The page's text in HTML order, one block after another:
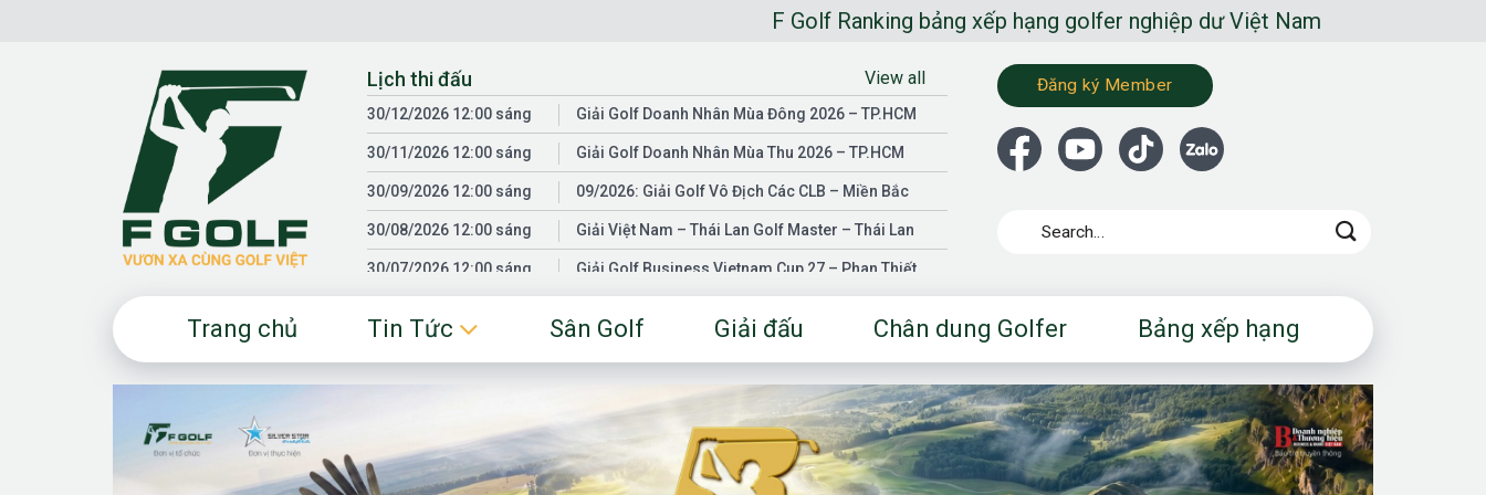
F Golf Ranking bảng xếp hạng golfer nghiệp dư Việt Nam
Lịch thi đấu View all
30/12/2026 12:00 sáng Giải Golf Doanh Nhân Mùa Đông 2026 – TP.HCM
30/11/2026 12:00 sáng Giải Golf Doanh Nhân Mùa Thu 2026 – TP.HCM
30/09/2026 12:00 sáng 09/2026: Giải Golf Vô Địch Các CLB – Miền Bắc
30/08/2026 12:00 sáng Giải Việt Nam – Thái Lan Golf Master – Thái Lan
30/07/2026 12:00 sáng Giải Golf Business Vietnam Cup 27 – Phan Thiết
30/01/2026 12:00 sáng
Fgolf Open Championship – Tây Ninh
18/04/2025 12:00 sáng Golf Business Vietnam Cup 25
Đăng ký Member
Trang chủ Tin Tức Sân Golf Giải đấu Chân dung Golfer Bảng xếp hạng